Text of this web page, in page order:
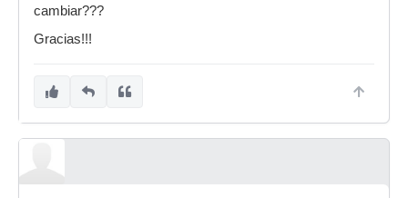
cambiar???
Gracias!!!